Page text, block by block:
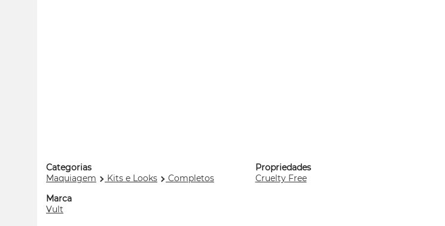
Categorias
Maquiagem
Kits e Looks Completos
Propriedades
Cruelty Free
Marca
Vult